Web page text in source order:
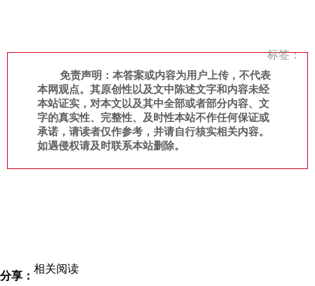
标签：
免责声明：本答案或内容为用户上传，不代表
本网观点。其原创性以及文中陈述文字和内容未经
本站证实，对本文以及其中全部或者部分内容、文
字的真实性、完整性、及时性本站不作任何保证或
承诺，请读者仅作参考，并请自行核实相关内容。
如遇侵权请及时联系本站删除。
分享：
相关阅读